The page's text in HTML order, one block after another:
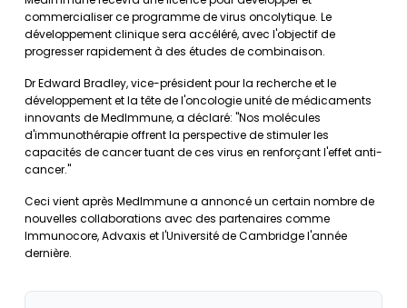
commercialiser ce programme de virus oncolytique. Le
développement clinique sera accéléré, avec l'objectif de
progresser rapidement à des études de combinaison.
Dr Edward Bradley, vice-président pour la recherche et le
développement et la tête de l'oncologie unité de médicaments
innovants de MedImmune, a déclaré: "Nos molécules
d'immunothérapie offrent la perspective de stimuler les
capacités de cancer tuant de ces virus en renforçant l'effet anti-
cancer."
Ceci vient après MedImmune a annoncé un certain nombre de
nouvelles collaborations avec des partenaires comme
Immunocore, Advaxis et l'Université de Cambridge l'année
dernière.